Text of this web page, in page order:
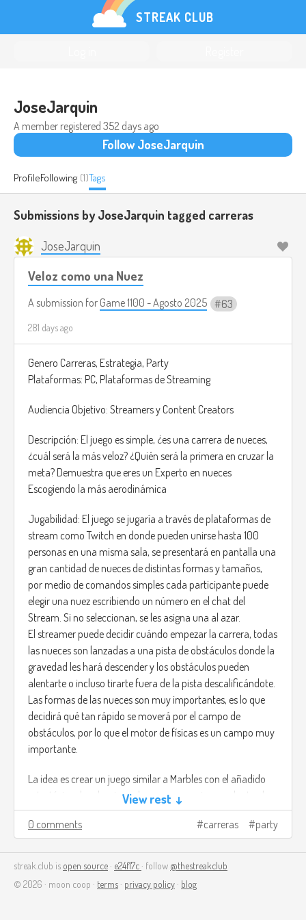
STREAK CLUB
JoseJarquin
A member registered 352 days ago
Follow JoseJarquin
ProfileFollowing (1)Tags
Submissions by JoseJarquin tagged carreras
JoseJarquin
Veloz como una Nuez
A submission for Game 1100 - Agosto 2025 63
281 days ago
Genero Carreras, Estrategia, Party
Plataformas: PC, Plataformas de Streaming
Audiencia Objetivo: Streamers y Content Creators
Descripción: El juego es simple, ¿es una carrera de nueces,
¿cuál será la más veloz? ¿Quién será la primera en cruzar la
meta? Demuestra que eres un Experto en nueces
Escogiendo la más aerodinámica
Jugabilidad: El juego se jugaría a través de plataformas de
stream como Twitch en donde pueden unirse hasta 100
personas en una misma sala, se presentará en pantalla una
gran cantidad de nueces de distintas formas y tamaños,
por medio de comandos simples cada participante puede
elegir una nuez escribiendo un número en el chat del
Stream. Si no seleccionan, se les asigna una al azar.
El streamer puede decidir cuándo empezar la carrera, todas
las nueces son lanzadas a una pista de obstáculos donde la
gravedad les hará descender y los obstáculos pueden
alentarte o incluso tirarte fuera de la pista descalificándote.
Las formas de las nueces son muy importantes, es lo que
decidirá qué tan rápido se moverá por el campo de
obstáculos, por lo que el motor de físicas es un campo muy
importante.
La idea es crear un juego similar a Marbles con el añadido
estratégico de seleccionar la nuez que mejor se adapte al
campo, quizá una nuez pesada sea lenta, pero puede evitar
que te la lancen volando.
View rest ↓
0 comments carreras party
streak.club is open source · e24f17c · follow @thestreakclub
© 2026 · moon coop · terms · privacy policy · blog